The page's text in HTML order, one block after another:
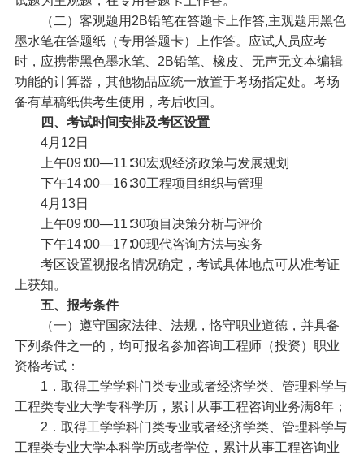
（二）客观题用2B铅笔在答题卡上作答,主观题用黑色
墨水笔在答题纸（专用答题卡）上作答。应试人员应考
时，应携带黑色墨水笔、2B铅笔、橡皮、无声无文本编辑
功能的计算器，其他物品应统一放置于考场指定处。考场
备有草稿纸供考生使用，考后收回。
四、考试时间安排及考区设置
4月12日
上午09∶00—11∶30宏观经济政策与发展规划
下午14∶00—16∶30工程项目组织与管理
4月13日
上午09∶00—11∶30项目决策分析与评价
下午14∶00—17∶00现代咨询方法与实务
考区设置视报名情况确定，考试具体地点可从准考证
上获知。
五、报考条件
（一）遵守国家法律、法规，恪守职业道德，并具备
下列条件之一的，均可报名参加咨询工程师（投资）职业
资格考试：
1．取得工学学科门类专业或者经济学类、管理科学与
工程类专业大学专科学历，累计从事工程咨询业务满8年；
2．取得工学学科门类专业或者经济学类、管理科学与
工程类专业大学本科学历或者学位，累计从事工程咨询业